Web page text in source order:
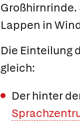
Großhirnrinde.
Lappen in
Die Einteilung
gleich:
Der hinter